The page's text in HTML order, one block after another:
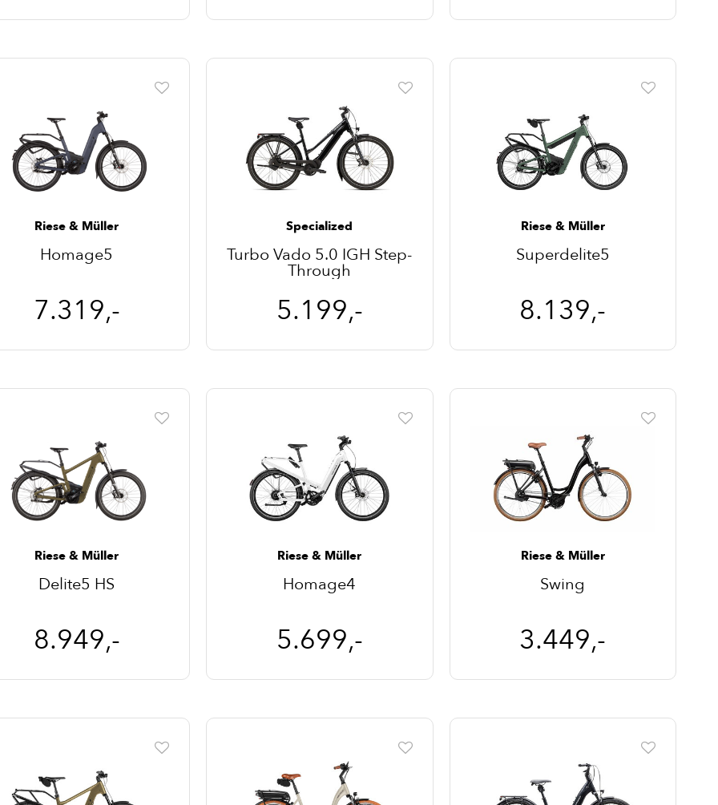
Riese & Müller
Homage5
7.319,-
Specialized
Turbo Vado 5.0 IGH Step-
Through
5.199,-
Riese & Müller
Superdelite5
8.139,-
Riese & Müller
Delite5 HS
8.949,-
Riese & Müller
Homage4
5.699,-
Riese & Müller
Swing
3.449,-